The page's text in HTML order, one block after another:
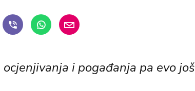
i pogađanja pa evo još